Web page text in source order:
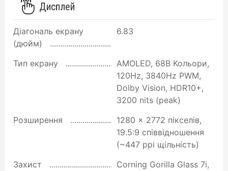
Дисплей
Діагональ екрану
(дюйм)
6.83
Тип екрану
AMOLED, 68B Кольори,
120Hz, 3840Hz PWM,
Dolby Vision, HDR10+,
3200 nits (peak)
Розширення
1280 x 2772 пікселів,
19.5:9 співвідношення
(~447 ppi щільність)
Захист
Corning Gorilla Glass 7i,